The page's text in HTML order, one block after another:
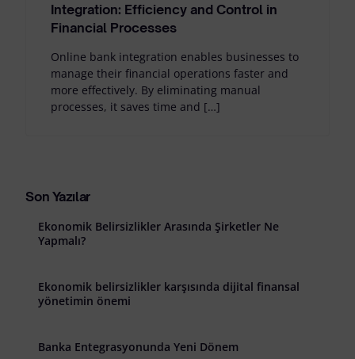
Integration: Efficiency and Control in
Financial Processes
Online bank integration enables businesses to
manage their financial operations faster and
more effectively. By eliminating manual
processes, it saves time and […]
Son Yazılar
Ekonomik Belirsizlikler Arasında Şirketler Ne
Yapmalı?
Ekonomik belirsizlikler karşısında dijital finansal
yönetimin önemi
Banka Entegrasyonunda Yeni Dönem